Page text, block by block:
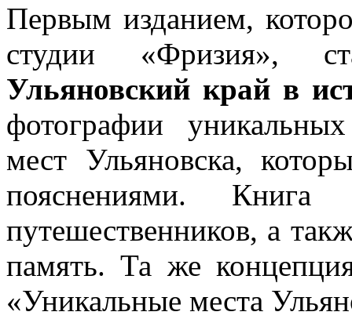
Первым изданием,
студии «Фризия»,
Ульяновский край в
фотографии
мест Ульяновска,
пояснениями. Книга
путешественников, а
память. Та же
«Уникальные места